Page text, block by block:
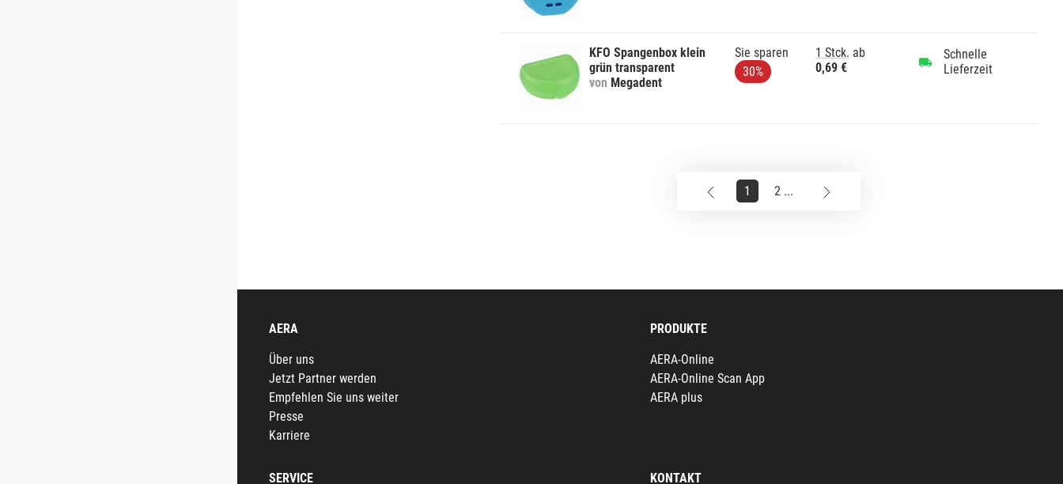
KFO Spangenbox klein
grün transparent
von Megadent
Sie sparen
30%
1 Stck. ab
0,69 €
Schnelle
Lieferzeit
1 2 ...
AERA
Über uns
Jetzt Partner werden
Empfehlen Sie uns weiter
Presse
Karriere
PRODUKTE
AERA-Online
AERA-Online Scan App
AERA plus
SERVICE KONTAKT